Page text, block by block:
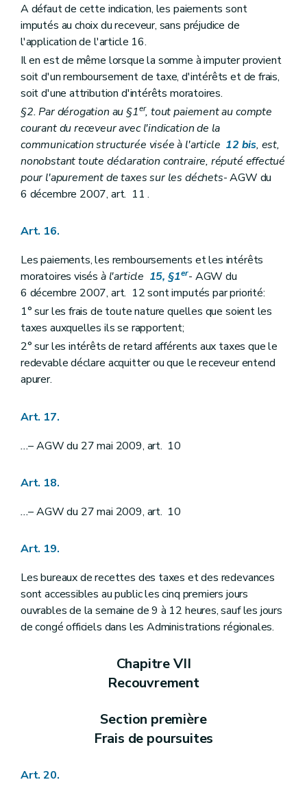
A défaut de cette indication, les paiements sont
imputés au choix du receveur, sans préjudice de
l'application de l'article 16.
Il en est de même lorsque la somme à imputer provient
soit d'un remboursement de taxe, d'intérêts et de frais,
soit d'une attribution d'intérêts moratoires.
§2. Par dérogation au §1er, tout paiement au compte
courant du receveur avec l'indication de la
communication structurée visée à l'article 12 bis, est,
nonobstant toute déclaration contraire, réputé effectué
pour l'apurement de taxes sur les déchets- AGW du
6 décembre 2007, art. 11 .
Art. 16.
Les paiements, les remboursements et les intérêts
moratoires visés à l'article 15, §1er- AGW du
6 décembre 2007, art. 12 sont imputés par priorité:
1° sur les frais de toute nature quelles que soient les
taxes auxquelles ils se rapportent;
2° sur les intérêts de retard afférents aux taxes que le
redevable déclare acquitter ou que le receveur entend
apurer.
Art. 17.
...– AGW du 27 mai 2009, art. 10
Art. 18.
...– AGW du 27 mai 2009, art. 10
Art. 19.
Les bureaux de recettes des taxes et des redevances
sont accessibles au public les cinq premiers jours
ouvrables de la semaine de 9 à 12 heures, sauf les jours
de congé officiels dans les Administrations régionales.
Chapitre VII
Recouvrement
Section première
Frais de poursuites
Art. 20.